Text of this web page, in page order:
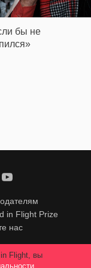
бы не
in Flight Prize
нас
с согласия
in Flight, вы